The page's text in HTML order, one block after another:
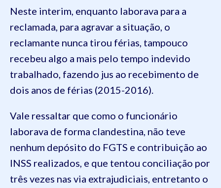
Neste interim, enquanto laborava para a
reclamada, para agravar a situação, o
reclamante nunca tirou férias, tampouco
recebeu algo a mais pelo tempo indevido
trabalhado, fazendo jus ao recebimento de
dois anos de férias (2015-2016).
Vale ressaltar que como o funcionário
laborava de forma clandestina, não teve
nenhum depósito do FGTS e contribuição ao
INSS realizados, e que tentou conciliação por
três vezes nas via extrajudiciais, entretanto o